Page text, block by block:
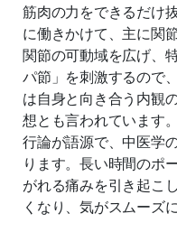
筋肉の力をできるだけ
に働きかけて、主に関
関節の可動域を広げ、
パ節」を刺激するので
は自身と向き合う内観
想とも言われています
行論が語源で、中医学
ります。長い時間のポ
がれる痛みを引き起こ
くなり、気がスムーズ